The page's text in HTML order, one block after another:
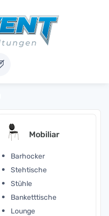
Mobiliar
Barhocker
Stehtische
Stühle
Banketttische
Lounge